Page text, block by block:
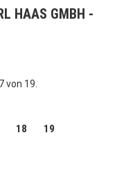
HAAS GMBH
von 19.
18 19